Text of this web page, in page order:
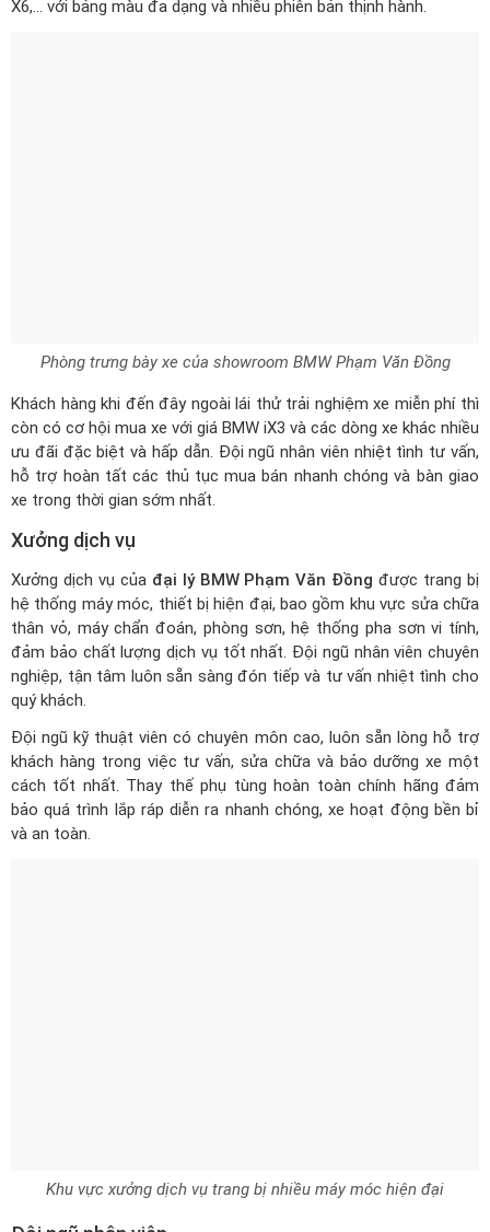
ưu đãi đặc biệt và hấp dẫn. Đội ngũ nhân viên nhiệt tình tư vấn,
xe trong thời gian sớm nhất.
Xưởng dịch vụ
Xưởng dịch vụ củađại lý BMW Phạm Văn Đồngđược trang bị
hệ thống máy móc, thiết bị hiện đại, bao gồm khu vực sửa chữa
thân vỏ, máy chẩn đoán, phòng sơn, hệ thống pha sơn vi tính,
đảm bảo chất lượng dịch vụ tốt nhất. Đội ngũ nhân viên chuyên
nghiệp, tận tâm luôn sẵn sàng đón tiếp và tư vấn nhiệt tình cho
quý khách.
Đội ngũ kỹ thuật viên có chuyên môn cao, luôn sẵn lòng hỗ trợ
khách hàng trong việc tư vấn, sửa chữa và bảo dưỡng xe một
cách tốt nhất. Thay thế phụ tùng hoàn toàn chính hãng đảm
bảo quá trình lắp ráp diễn ra nhanh chóng, xe hoạt động bền bỉ
và an toàn.
được đào tạo bài bản. Bên cạnh đó, đội ngũ kỹ thuật viên không
chỉ am hiểu sâu về sản phẩm mà còn được trang bị kiến thức